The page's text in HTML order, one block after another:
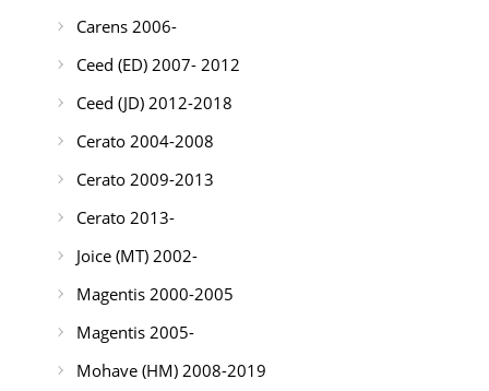
Carens 2006-
Ceed (ED) 2007- 2012
Ceed (JD) 2012-2018
Cerato 2004-2008
Cerato 2009-2013
Cerato 2013-
Joice (MT) 2002-
Magentis 2000-2005
Magentis 2005-
Mohave (HM) 2008-2019